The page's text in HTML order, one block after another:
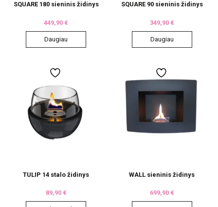
SQUARE 180 sieninis židinys
449,90 €
Daugiau
SQUARE 90 sieninis židinys
349,90 €
Daugiau
TULIP 14 stalo židinys
89,90 €
WALL sieninis židinys
699,90 €